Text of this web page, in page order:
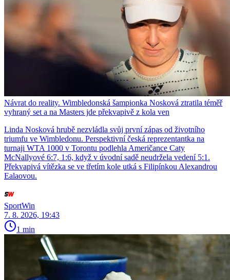
Návrat do reality. Wimbledonská šampionka Nosková ztratila téměř
vyhraný set a na Masters jde překvapivě z kola ven
Linda Nosková hrubě nezvládla svůj první zápas od životního
triumfu ve Wimbledonu. Perspektivní česká reprezentantka na
turnaji WTA 1000 v Torontu podlehla Američance Caty
McNallyové 6:7, 1:6, když v úvodní sadě neudržela vedení 5:1.
Překvapivá vítězka se ve třetím kole utká s Filipínkou Alexandrou
Ealaovou.
SportWin
7. 8. 2026, 19:43
1 min